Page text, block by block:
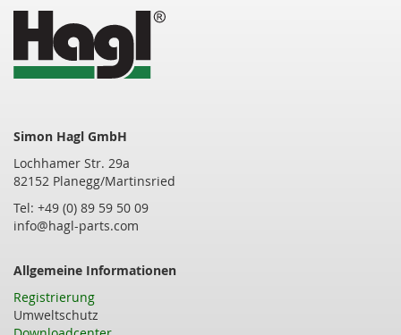
Simon Hagl GmbH
Lochhamer Str. 29a
82152 Planegg/Martinsried
Tel: +49 (0) 89 59 50 09
info@hagl-parts.com
Allgemeine Informationen
Registrierung
Umweltschutz